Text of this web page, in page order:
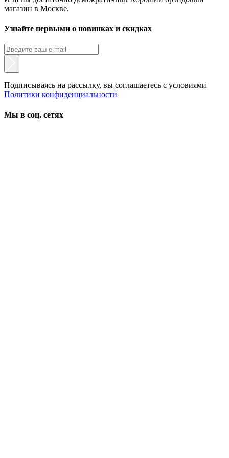
магазин в Москве.
Узнайте первыми о новинках и скидках
Подписываясь на рассылку, вы соглашаетесь с условиями
Политики конфиденциальности
Мы в соц. сетях